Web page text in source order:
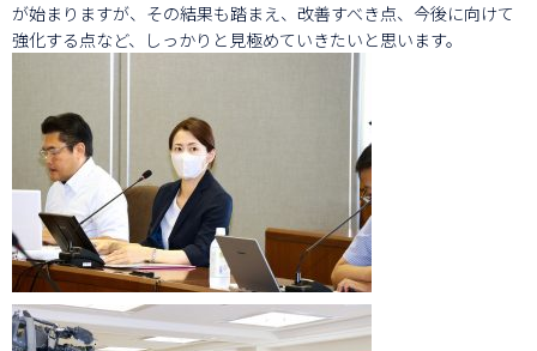
が始まりますが、その結果も踏まえ、改善すべき点、今後に向けて
強化する点など、しっかりと見極めていきたいと思います。